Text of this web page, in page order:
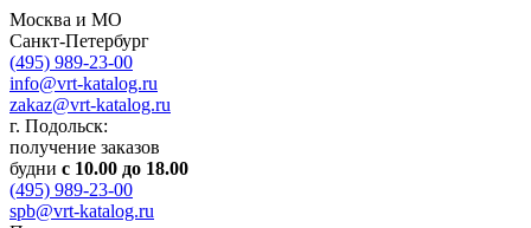
Москва и МО
Санкт-Петербург
(495) 989-23-00
info@vrt-katalog.ru
zakaz@vrt-katalog.ru
г. Подольск:
получение заказов
будни с 10.00 до 18.00
(495) 989-23-00
spb@vrt-katalog.ru